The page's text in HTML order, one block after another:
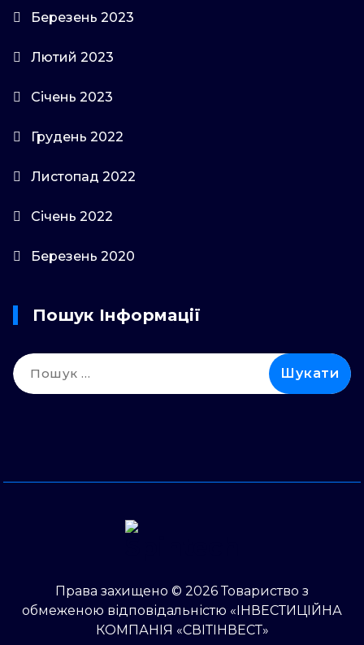
Березень 2023
Лютий 2023
Січень 2023
Грудень 2022
Листопад 2022
Січень 2022
Березень 2020
Пошук Інформації
Пошук:
Права захищено © 2026 Товариство з
обмеженою відповідальністю «ІНВЕСТИЦІЙНА
КОМПАНІЯ «СВІТІНВЕСТ»